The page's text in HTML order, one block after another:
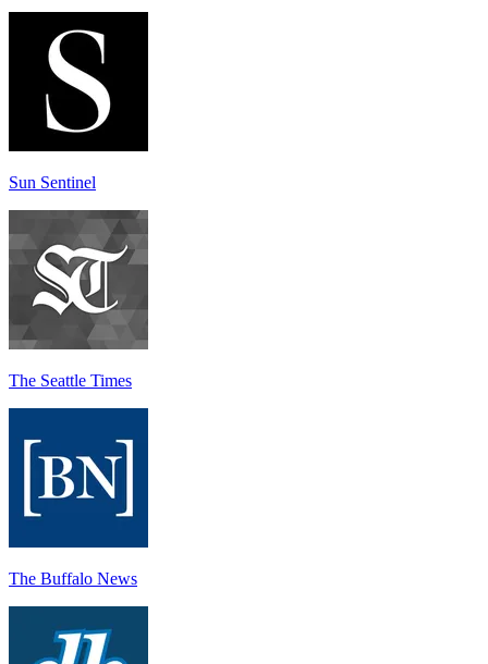
Sun Sentinel
The Seattle Times
The Buffalo News